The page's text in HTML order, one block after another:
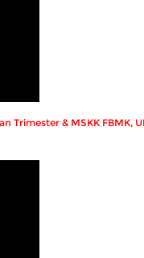
Trimester & MSKK FBMK,